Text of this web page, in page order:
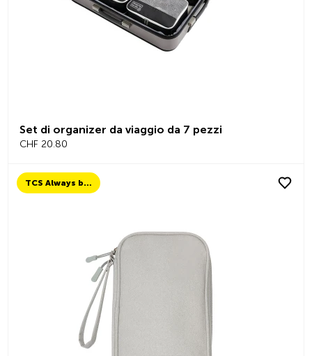
Set di organizer da viaggio da 7 pezzi
CHF 20.80
TCS Always by my side